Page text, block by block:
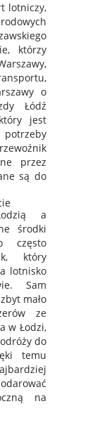
lotniczy,
którzy
o
Łódź
jest
potrzeby
przez
są do
a
środki
często
który
lotnisko
Sam
mało
ze
w Łodzi,
do
temu
na